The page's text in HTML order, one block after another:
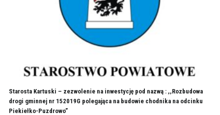
Starosta Kartuski – zezwolenie na inwestycję pod nazwą : ,,Rozbudowa
drogi gminnej nr 152019G polegająca na budowie chodnika na odcinku
Piekiełko-Puzdrowo”